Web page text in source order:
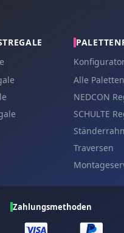
Alle
NEDCON
SCHULTE
Traversen
Zahlungsmethoden